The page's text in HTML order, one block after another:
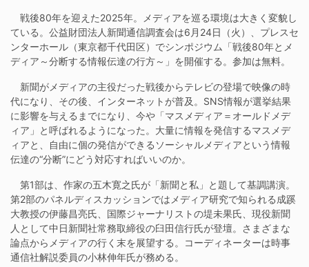
戦後80年を迎えた2025年。メディアを巡る環境は大きく変貌し
ている。公益財団法人新聞通信調査会は6月24日（火）、プレスセ
ンターホール（東京都千代田区）でシンポジウム「戦後80年とメ
ディア～分断する情報伝達の行方～」を開催する。参加は無料。
新聞がメディアの主役だった戦後からテレビの登場で映像の時
代になり、その後、インターネットが普及。SNS情報が選挙結果
に影響を与えるまでになり、今や「マスメディア＝オールドメデ
ィア」と呼ばれるようになった。大量に情報を発信するマスメデ
ィアと、自由に個の発信ができるソーシャルメディアという情報
伝達の“分断”にどう対応すればいいのか。
第1部は、作家の五木寛之氏が「新聞と私」と題して基調講演。
第2部のパネルディスカッションではメディア研究で知られる成蹊
大教授の伊藤昌亮氏、国際ジャーナリストの堤未果氏、現役新聞
人として中日新聞社常務取締役の臼田信行氏が登壇。さまざまな
論点からメディアの行く末を展望する。コーディネーターは時事
通信社解説委員の小林伸年氏が務める。